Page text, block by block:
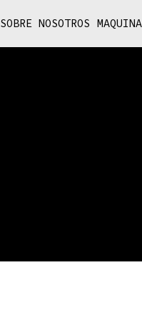
SOBRE NOSOTROS